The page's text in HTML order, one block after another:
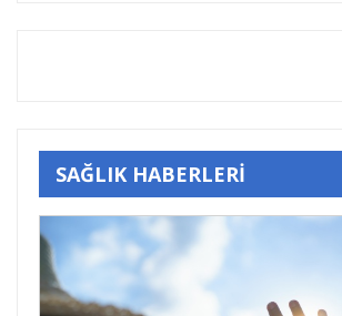
SAĞLIK HABERLERİ